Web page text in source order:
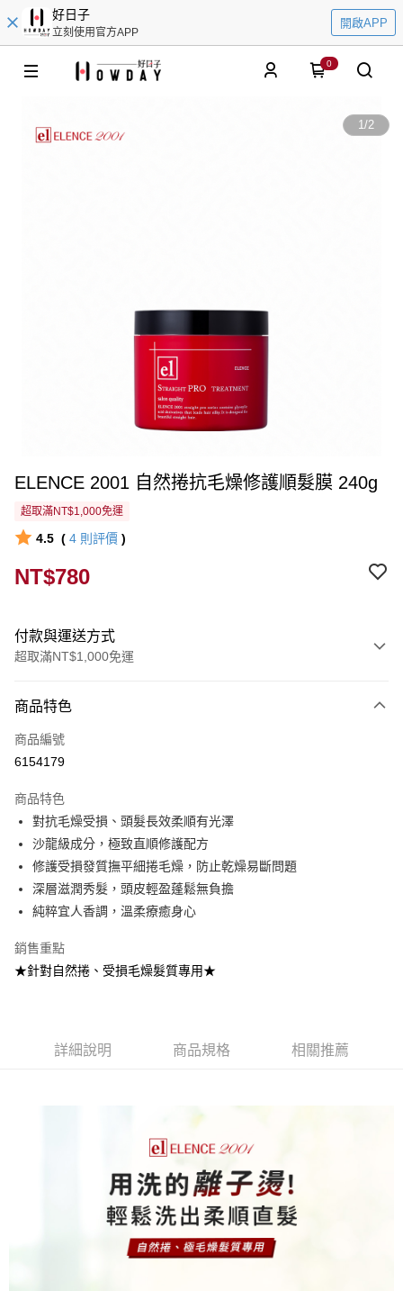
好日子
立刻使用官方APP
開啟APP
0
1/2
ELENCE 2001 自然捲抗毛燥修護順髮膜 240g
超取滿NT$1,000免運
4.5 ( 4 則評價 )
NT$780
付款與運送方式
超取滿NT$1,000免運
信用卡一次付款
超商取貨付款
Apple Pay
街口支付
悠遊付
Google Pay
AFTEE先享後付
相關說明
１．簡單：不需註冊會員、不需綁卡、不需儲值。
２．便利：只要手機號碼，簡訊認證，即可結帳。
１．於結帳方式選擇「AFTEE先享後付」後，將跳轉至「AFTEE先享後付」
結帳頁面，進行簡訊認證並確認金額後，即可完成結帳。
２．訂單成立數日內，您將收到繳費通知簡訊。
３．收到繳費通知簡訊後14天內，點擊此簡訊中的連結，可透過四大超商／
ATM／網路銀行／等多元方式進行付款，方視為交易完成。
※ 請注意：結帳手續完成當下不需立刻繳費，但若您需要取消訂單，請聯絡
購買商品的店家。未經商家同意取消之訂單仍視為有效，需透過AFTEE先享
※ 交易是否成功請以「AFTEE先享後付 」之結帳頁面顯示為準，若有關於
全家 取貨付款
每筆NT$70，滿NT$1,000(含以上)免運費
每筆NT$70，滿NT$1,000(含以上)免運費
付款後 萊爾富取貨
每筆NT$70，滿NT$1,000(含以上)免運費
商品特色
商品編號
6154179
商品特色
對抗毛燥受損、頭髮長效柔順有光澤
沙龍級成分，極致直順修護配方
修護受損發質撫平細捲毛燥，防止乾燥易斷問題
深層滋潤秀髮，頭皮輕盈蓬鬆無負擔
純粹宜人香調，溫柔療癒身心
銷售重點
★針對自然捲、受損毛燥髮質專用★
詳細說明 商品規格 相關推薦